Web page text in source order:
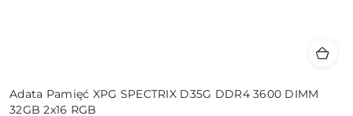
Adata Pamięć XPG SPECTRIX D35G DDR4 3600 DIMM
32GB 2x16 RGB